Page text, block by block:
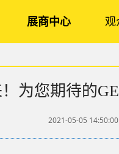
展商中心 观
为您期待的
2021-05-05 14:50:00